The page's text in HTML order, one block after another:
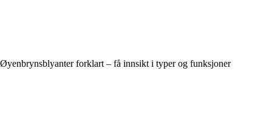
Øyenbrynsblyanter forklart – få innsikt i typer og funksjoner